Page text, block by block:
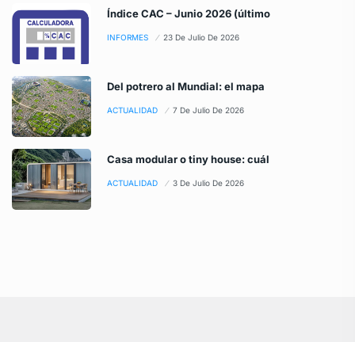
Índice CAC – Junio 2026 (último
INFORMES 23 De Julio De 2026
Del potrero al Mundial: el mapa
ACTUALIDAD 7 De Julio De 2026
Casa modular o tiny house: cuál
ACTUALIDAD 3 De Julio De 2026